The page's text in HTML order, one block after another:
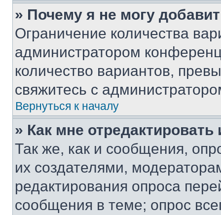
» Почему я не могу
Ограничение количества
администратором
количество вариантов,
свяжитесь с
Вернуться к началу
» Как мне
Так же, как и сообщения,
их создателями,
редактирования опроса
сообщения в теме; опрос